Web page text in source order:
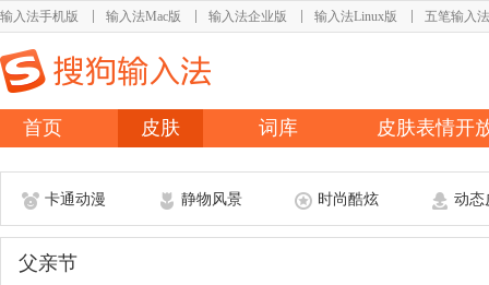
输入法手机版 输入法Mac版 输入法企业版 输入法Linux版 五笔输入法
首页 皮肤 词库 皮肤表情开
卡通动漫 静物风景 时尚酷炫 动态
父亲节